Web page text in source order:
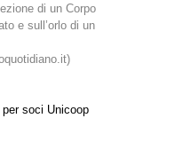
di un Corpo
e sull’orlo di un
soci Unicoop